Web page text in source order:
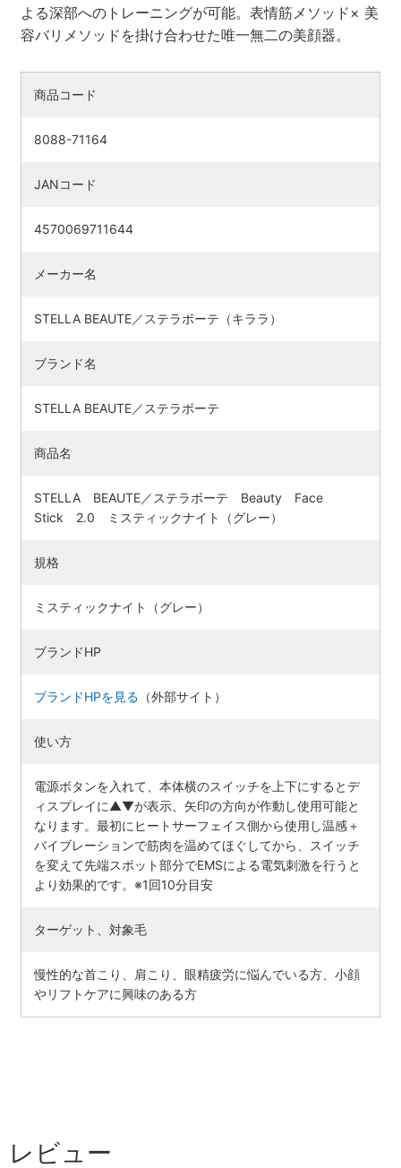
よる深部へのトレーニングが可能。表情筋メソッド× 美
容バリメソッドを掛け合わせた唯一無二の美顔器。
商品コード
8088-71164
JANコード
4570069711644
メーカー名
STELLA BEAUTE／ステラボーテ（キララ）
ブランド名
STELLA BEAUTE／ステラボーテ
商品名
STELLA BEAUTE／ステラボーテ Beauty Face
Stick 2.0 ミスティックナイト（グレー）
規格
ミスティックナイト（グレー）
ブランドHP
ブランドHPを見る （外部サイト）
使い方
電源ボタンを入れて、本体横のスイッチを上下にするとデ
ィスプレイに▲▼が表示、矢印の方向が作動し使用可能と
なります。最初にヒートサーフェイス側から使用し温感＋
バイブレーションで筋肉を温めてほぐしてから、スイッチ
を変えて先端スポット部分でEMSによる電気刺激を行うと
より効果的です。※1回10分目安
ターゲット、対象毛
慢性的な首こり、肩こり、眼精疲労に悩んでいる方、小顔
やリフトケアに興味のある方
レビュー